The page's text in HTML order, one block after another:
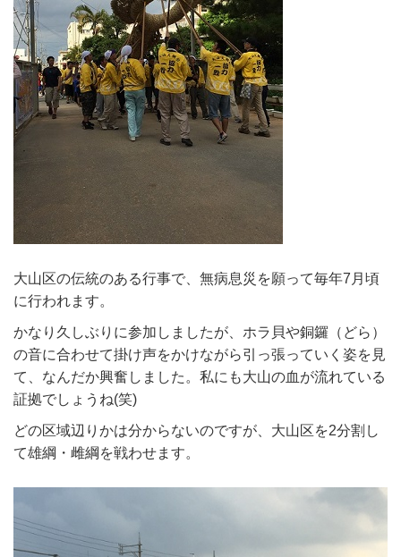
大山区の伝統のある行事で、無病息災を願って毎年7月頃
に行われます。
かなり久しぶりに参加しましたが、ホラ貝や銅鑼（どら）
の音に合わせて掛け声をかけながら引っ張っていく姿を見
て、なんだか興奮しました。私にも大山の血が流れている
証拠でしょうね(笑)
どの区域辺りかは分からないのですが、大山区を2分割し
て雄綱・雌綱を戦わせます。